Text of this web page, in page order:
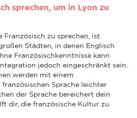
sprechen, um in Lyon zu
Französisch zu sprechen, ist
Städten, in denen Englisch
Französischkenntnisse kann
jedoch eingeschränkt sein.
werden mit einem
Sprache leichter
der Sprache bereichert dein
dir, die französische Kultur zu